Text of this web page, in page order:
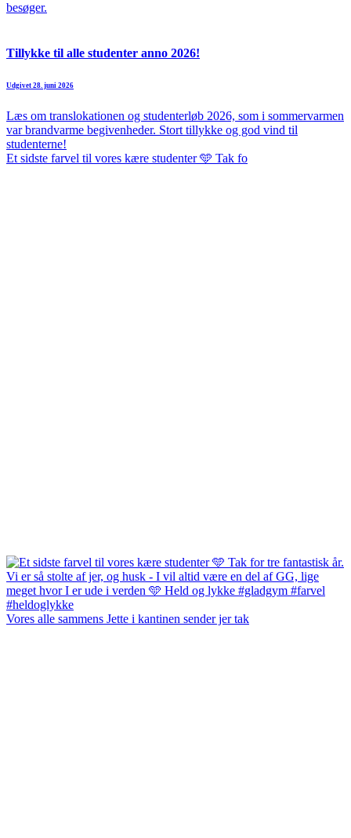
besøger.
Tillykke til alle studenter anno 2026!
Udgivet 28. juni 2026
Læs om translokationen og studenterløb 2026, som i sommervarmen
var brandvarme begivenheder. Stort tillykke og god vind til
studenterne!
Et sidste farvel til vores kære studenter 🩵 Tak fo
Vores alle sammens Jette i kantinen sender jer tak